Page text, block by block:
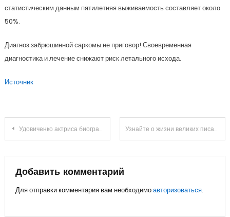
статистическим данным пятилетняя выживаемость составляет около
50%.
Диагноз забрюшинной саркомы не приговор! Своевременная
диагностика и лечение снижают риск летального исхода.
Источник
Навигация
записям
Удовиченко актриса биография достижения и интересные факты Узнайте о жизни великих писателей в биографиях нашего сайта!
Добавить комментарий
Для отправки комментария вам необходимоавторизоваться.